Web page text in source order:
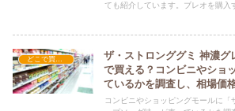
ても紹介しています。ブレオを購入
どこで買える？-お菓子・スイーツ・アイス
ザ・ストロンググミ 神濃グ
で買える？コンビニやショ
ているかを調査し、相場価
コンビニやショッピングモールに「